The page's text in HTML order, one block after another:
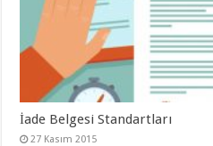
İade Belgesi Standartları
27 Kasım 2015